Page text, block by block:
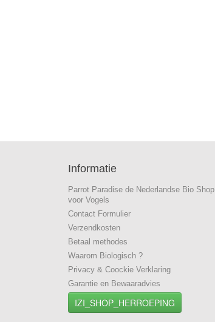
Informatie
Parrot Paradise de Nederlandse Bio Shop
voor Vogels
Contact Formulier
Verzendkosten
Betaal methodes
Waarom Biologisch ?
Privacy & Coockie Verklaring
Garantie en Bewaaradvies
IZI_SHOP_HERROEPING